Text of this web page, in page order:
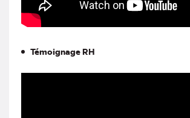
Témoignage RH